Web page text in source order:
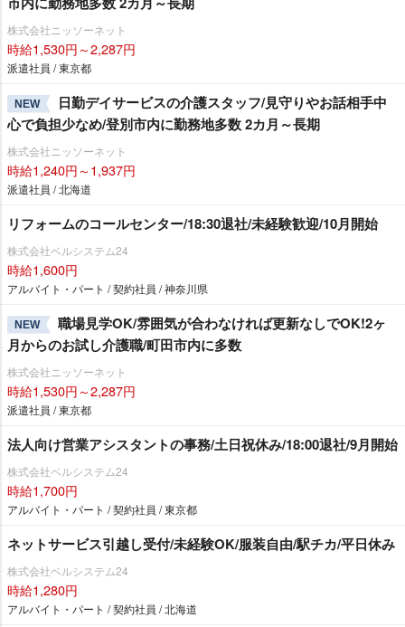
株式会社ニッソーネット
時給1,530円～2,287円
派遣社員 / 東京都
NEW
日勤デイサービスの介護スタッフ/見守りやお話相手中
心で負担少なめ/登別市内に勤務地多数 2カ月～長期
株式会社ニッソーネット
時給1,240円～1,937円
派遣社員 / 北海道
リフォームのコールセンター/18:30退社/未経験歓迎/10月開始
株式会社ベルシステム24
時給1,600円
アルバイト・パート / 契約社員 / 神奈川県
NEW
職場見学OK/雰囲気が合わなければ更新なしでOK!2ヶ
月からのお試し介護職/町田市内に多数
株式会社ニッソーネット
時給1,530円～2,287円
派遣社員 / 東京都
法人向け営業アシスタントの事務/土日祝休み/18:00退社/9月開始
株式会社ベルシステム24
時給1,700円
アルバイト・パート / 契約社員 / 東京都
ネットサービス引越し受付/未経験OK/服装自由/駅チカ/平日休み
株式会社ベルシステム24
時給1,280円
アルバイト・パート / 契約社員 / 北海道